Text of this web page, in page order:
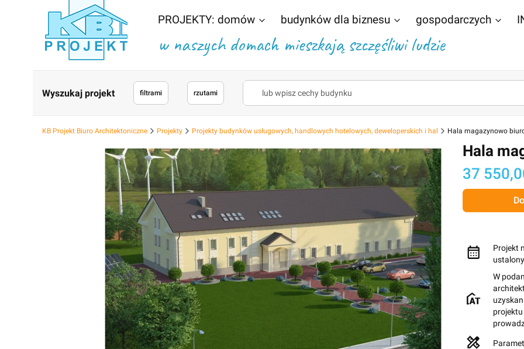
PROJEKTY: domów budynków dla biznesu gospodarczych
w naszych domach mieszkają szczęśliwi ludzie
Wyszukaj projekt filtrami rzutami
KB Projekt Biuro Architektoniczne Projekty Projekty budynków usługowych, handlowych hotelowych, deweloperskich i hal Hala magazynowo
Hala
Cena
37
Projekt
W